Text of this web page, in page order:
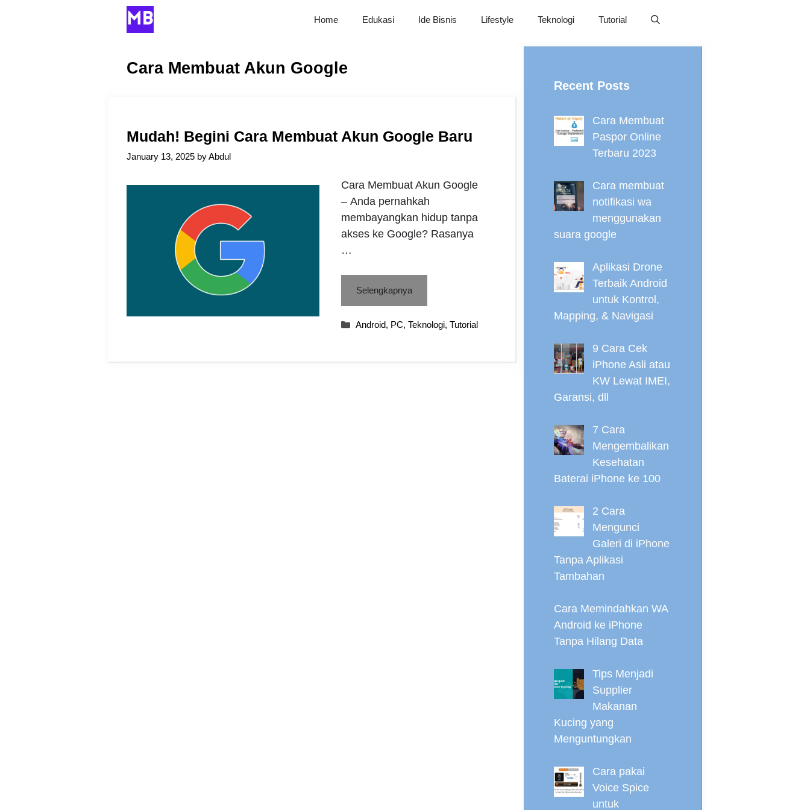
Home Edukasi Ide Bisnis Lifestyle Teknologi Tutorial
Cara Membuat Akun Google
Mudah! Begini Cara Membuat Akun Google Baru
January 13, 2025 byAbdul
Cara Membuat Akun Google
– Anda pernahkah
membayangkan hidup tanpa
akses ke Google? Rasanya
…
Selengkapnya
Categories
Android, PC, Teknologi, Tutorial
Recent Posts
Cara Membuat
Paspor Online
Terbaru 2023
Cara membuat
notifikasi wa
menggunakan
suara google
Aplikasi Drone
Terbaik Android
untuk Kontrol,
Mapping, & Navigasi
9 Cara Cek
iPhone Asli atau
KW Lewat IMEI,
Garansi, dll
7 Cara
Mengembalikan
Kesehatan
Baterai iPhone ke 100
2 Cara
Mengunci
Galeri di iPhone
Tanpa Aplikasi
Tambahan
Cara Memindahkan WA
Android ke iPhone
Tanpa Hilang Data
Tips Menjadi
Supplier
Makanan
Kucing yang
Menguntungkan
Cara pakai
Voice Spice
untuk